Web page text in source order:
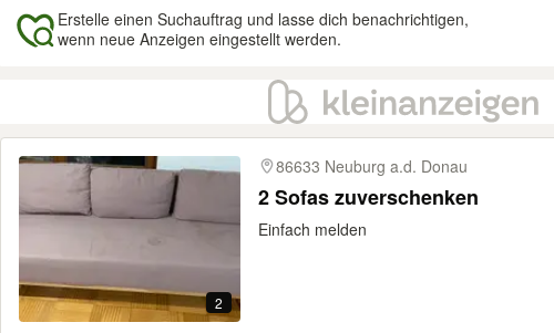
Erstelle einen Suchauftrag und lasse dich benachrichtigen,
wenn neue Anzeigen eingestellt werden.
Ergebnisse
2
86633 Neuburg a.d. Donau
2 Sofas zuverschenken
Einfach melden